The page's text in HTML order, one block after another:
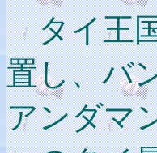
タイ王
置し、バ
アンダマ